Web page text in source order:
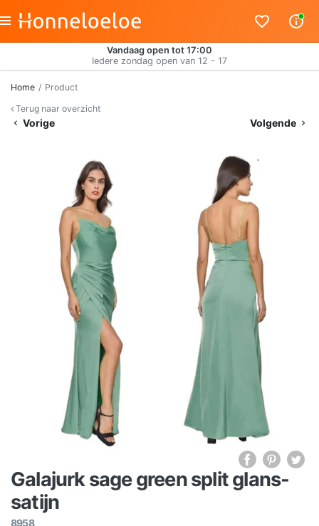
Vandaag open tot 17:00
Iedere zondag open van 12 - 17
Home
Product
Terug naar overzicht
Vorige Volgende
Galajurk sage green split glans-
satijn
8958